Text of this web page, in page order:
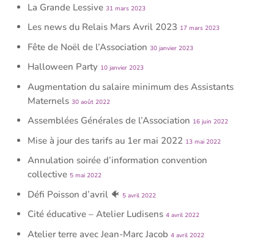
La Grande Lessive 31 mars 2023
Les news du Relais Mars Avril 2023 17 mars 2023
Fête de Noël de l’Association 30 janvier 2023
Halloween Party 10 janvier 2023
Augmentation du salaire minimum des Assistants
Maternels 30 août 2022
Assemblées Générales de l’Association 16 juin 2022
Mise à jour des tarifs au 1er mai 2022 13 mai 2022
Annulation soirée d’information convention
collective 5 mai 2022
Défi Poisson d’avril 🐠 5 avril 2022
Cité éducative – Atelier Ludisens 4 avril 2022
Atelier terre avec Jean-Marc Jacob 4 avril 2022